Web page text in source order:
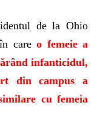
de la Ohio
în careo femeie a
infanticidul,
din campus a
cu femeia